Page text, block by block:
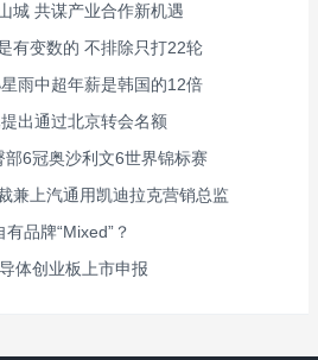
城 共谋产业合作新机遇
有变数的 不排除只打22轮
雨中超年薪是韩国的12倍
出通过北京转会名额
6冠奥沙利文6世界锦标赛
兼上汽通用凯迪拉克营销总监
品牌“Mixed”？
体创业板上市申报